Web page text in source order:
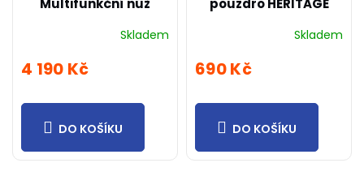
Multifunkční nůž
Skladem
4 190 Kč
DO KOŠÍKU
pouzdro HERITAGE
Skladem
690 Kč
DO KOŠÍKU